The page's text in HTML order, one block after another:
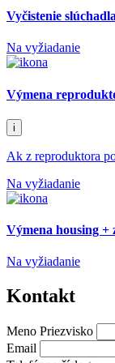
Vyčistenie
Na vyžiadanie
Výmena
i
Ak z reproduktora
Na vyžiadanie
Výmena housing +
Na vyžiadanie
Kontakt
Meno Priezvisko
Email